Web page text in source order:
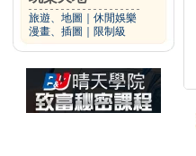
旅遊、地圖
休閒娛樂
漫畫、插圖
限制級